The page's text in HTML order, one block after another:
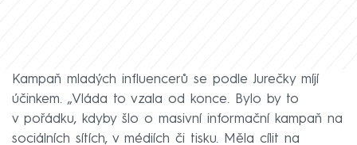
Kampaň mladých influencerů se podle Jurečky míjí
účinkem. „Vláda to vzala od konce. Bylo by to
v pořádku, kdyby šlo o masivní informační kampaň na
sociálních sítích, v médiích či tisku. Měla cílit na